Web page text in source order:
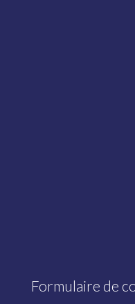
Formulaire de